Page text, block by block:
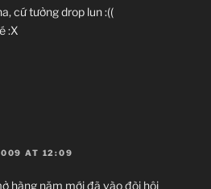
cứ tưởng drop lun :((
:X
AT 12:09
hàng năm mới đã vào đòi hôi